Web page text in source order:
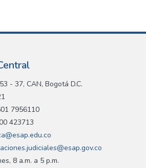
- 37, CAN, Bogotá D.C.
7956110
423713
8 a.m. a 5 p.m.